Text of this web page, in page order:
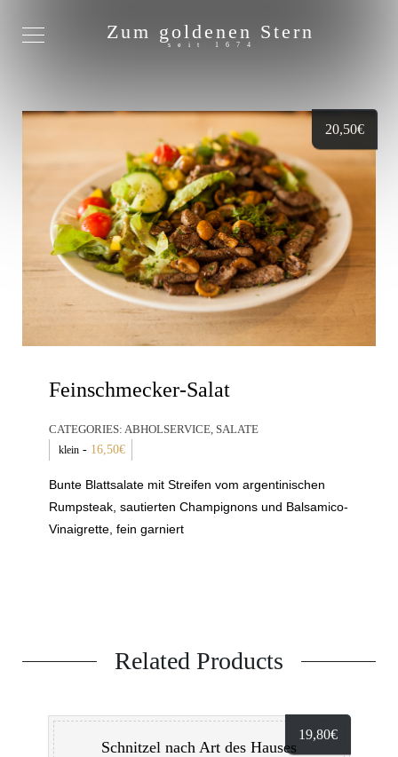
Zum goldenen Stern
seit 1674
Feinschmecker-Salat
CATEGORIES: ABHOLSERVICE, SALATE
klein - 16,50€
Bunte Blattsalate mit Streifen vom argentinischen
Rumpsteak, sautierten Champignons und Balsamico-
Vinaigrette, fein garniert
20,50€
Related Products
19,80€
Schnitzel nach Art des Hauses